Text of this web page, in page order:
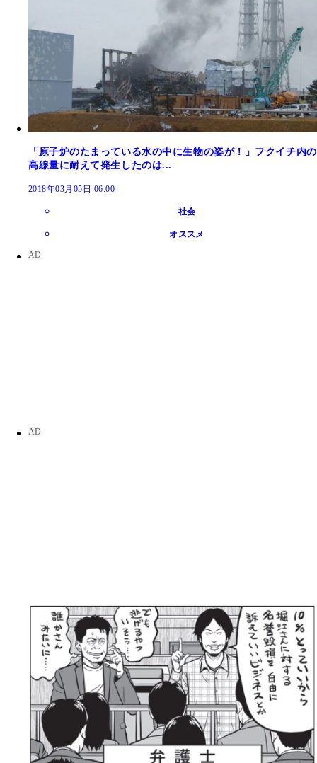
「原子炉のたまっている水の中に生物の姿が！」フクイチ内の
高線量に耐えて発生したのは...
2018年03月05日 06:00
社会
オススメ